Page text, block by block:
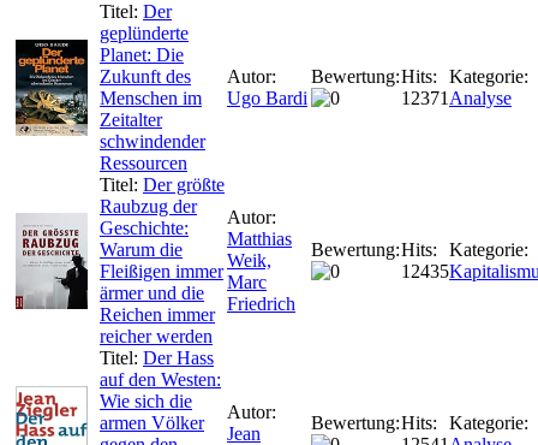
Titel: Der
geplünderte
Planet: Die
Zukunft des
Menschen im
Zeitalter
schwindender
Ressourcen
Autor:
Ugo Bardi
Bewertung:Hits:
12371
Kategorie:
Analyse
Titel: Der größte
Raubzug der
Geschichte:
Warum die
Fleißigen immer
ärmer und die
Reichen immer
reicher werden
Autor:
Matthias
Weik,
Marc
Friedrich
Bewertung:Hits:
12435
Kategorie:
Titel: Der Hass
auf den Westen:
Wie sich die
armen Völker
Autor:
Jean
Bewertung:Hits:
Kategorie: